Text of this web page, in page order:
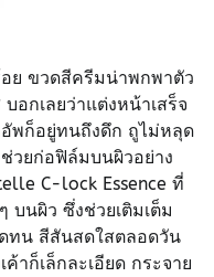
ย ขวดสีครีมน่าพกพาตัว
อกเลยว่าแต่งหน้าเสร็จ
อัพก็อยู่ทนถึงดึก ถูไม่หลุด
วยก่อฟิล์มบนผิวอย่าง
C-lock Essence ที่
บนผิว ซึ่งช่วยเติมเต็ม
ทน สีสันสดใสตลอดวัน
ค้าก็เล็กละเอียด กระจาย